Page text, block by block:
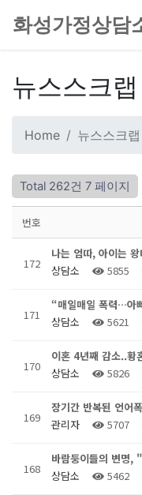
화성가정상담
뉴스스크랩
Home 뉴스스크랩
Total 262건 7 페이지
번호
172
나는 엄따, 아이는
상담소
5855
171
“매일매일 폭력…아
상담소
5621
170
이혼 4년째 감소..황
상담소
5826
169
장기간 반복된 언어
관리자
5707
168
바람둥이들의 변명
상담소
5462